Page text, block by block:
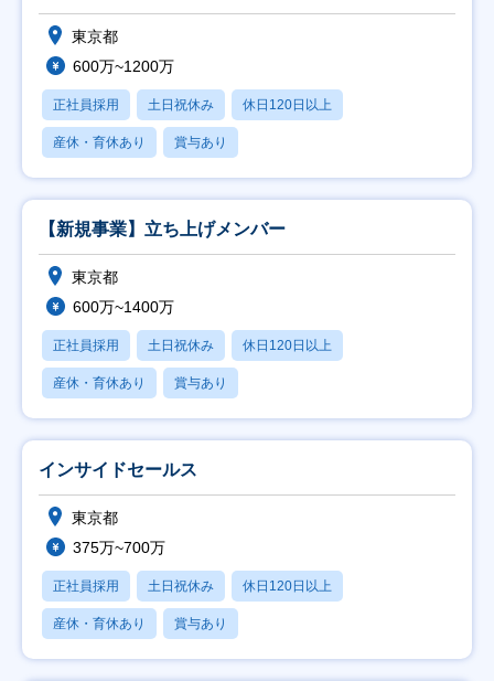
東京都
600万~1200万
正社員採用 土日祝休み 休日120日以上
産休・育休あり 賞与あり
【新規事業】立ち上げメンバー
東京都
600万~1400万
正社員採用 土日祝休み 休日120日以上
産休・育休あり 賞与あり
インサイドセールス
東京都
375万~700万
正社員採用 土日祝休み 休日120日以上
産休・育休あり 賞与あり